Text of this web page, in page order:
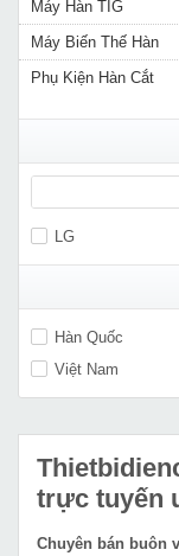
Máy Hàn TIG
Máy Biến Thế Hàn
Phụ Kiện Hàn Cắt
LG
Hàn Quốc
Việt Nam
trực tuyến
Chuyên bán buôn